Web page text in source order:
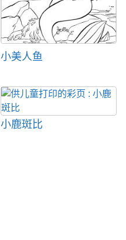
小美人鱼
小鹿斑比